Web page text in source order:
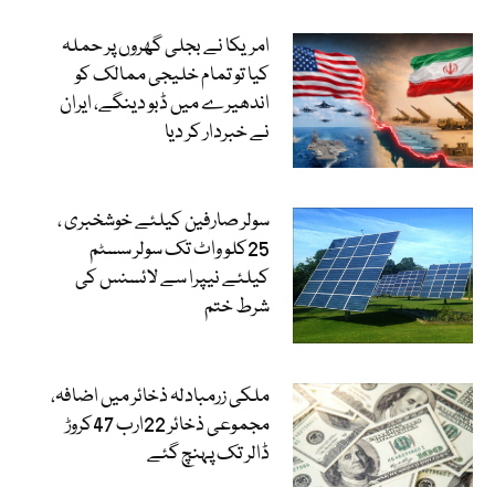
امریکا نے بجلی گھروں پر حملہ
کیا تو تمام خلیجی ممالک کو
اندھیرے میں ڈبو دینگے، ایران
نے خبردار کر دیا
سولر صارفین کیلئے خوشخبری ،
25کلو واٹ تک سولر سسٹم
کیلئے نیپرا سے لائسنس کی
شرط ختم
ملکی زرمبادلہ ذخائر میں اضافہ،
مجموعی ذخائر 22ارب 47کروڑ
ڈالر تک پہنچ گئے